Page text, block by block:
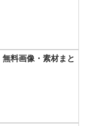
料画像・素材まと